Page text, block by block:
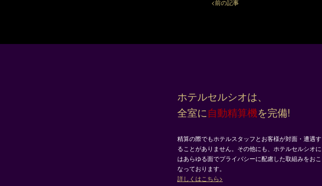
<前の記事
ホテルセルシオは、
全室に自動精算機を完備!
精算の際でもホテルスタッフとお客様が対面・遭遇す
ることがありません。その他にも、ホテルセルシオに
はあらゆる面でプライバシーに配慮した取組みをおこ
なっております。
詳しくはこちら>